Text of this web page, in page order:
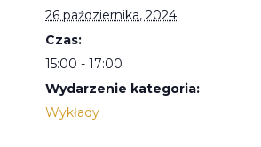
26 października, 2024
Czas:
15:00 - 17:00
Wydarzenie kategoria:
Wykłady